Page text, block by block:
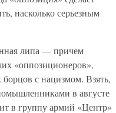
насколько серьезным
липа — причем
«оппозиционеров»,
с нацизмом. Взять,
в августе
в группу армий «Центр»